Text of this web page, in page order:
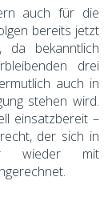
auch für die
bereits jetzt
bekanntlich
drei
auch in
stehen wird.
einsatzbereit –
der sich in
wieder mit